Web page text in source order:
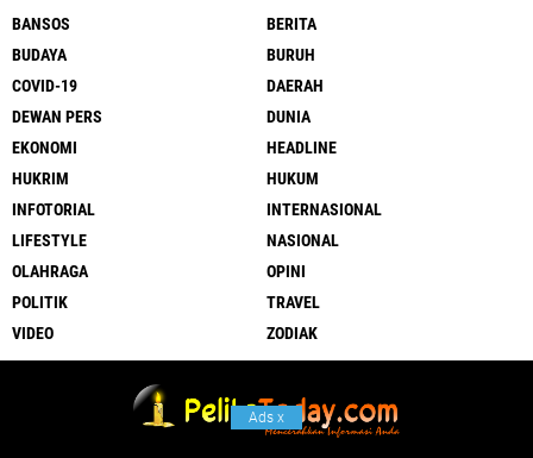
BANSOS
BERITA
BUDAYA
BURUH
COVID-19
DAERAH
DEWAN PERS
DUNIA
EKONOMI
HEADLINE
HUKRIM
HUKUM
INFOTORIAL
INTERNASIONAL
LIFESTYLE
NASIONAL
OLAHRAGA
OPINI
POLITIK
TRAVEL
VIDEO
ZODIAK
Ads x